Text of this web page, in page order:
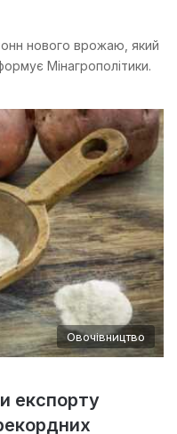
нового врожаю, який
Мінагрополітики.
Овочівництво
експорту